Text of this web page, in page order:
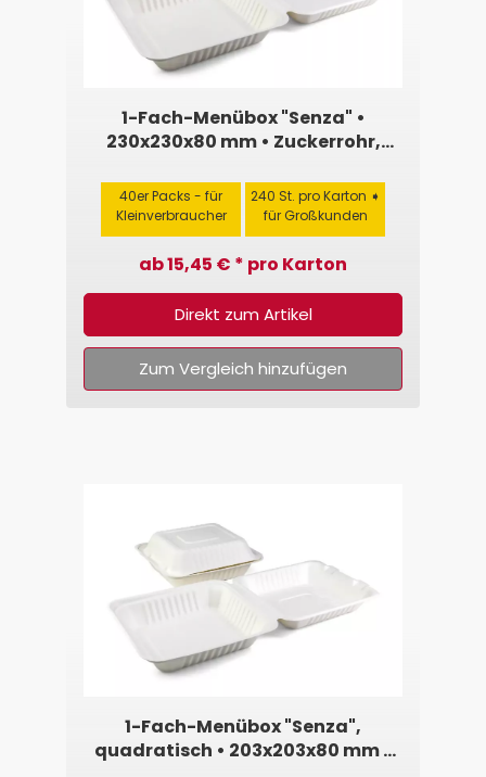
1-Fach-Menübox "Senza" •
230x230x80 mm • Zuckerrohr,
40er Packs - für
Kleinverbraucher
240 St. pro Karton ➧
für Großkunden
ab 15,45 € * pro Karton
Direkt zum Artikel
Zum Vergleich hinzufügen
1-Fach-Menübox "Senza",
quadratisch • 203x203x80 mm •